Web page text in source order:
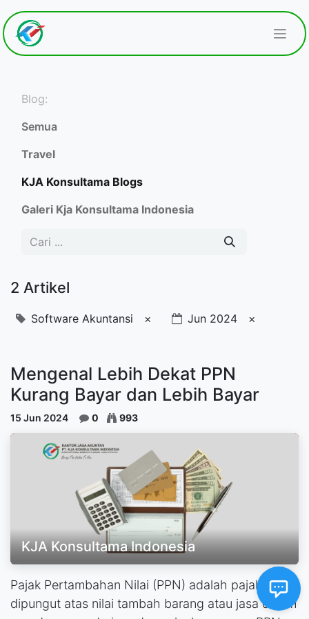
Blog:
Semua
Travel
KJA Konsultama Blogs
Galeri Kja Konsultama Indonesia
2 Artikel
Software Akuntansi × Jun 2024 ×
Mengenal Lebih Dekat PPN
Kurang Bayar dan Lebih Bayar
15 Jun 2024 0 993
KJA Konsultama Indonesia
Pajak Pertambahan Nilai (PPN) adalah pajak yang
dipungut atas nilai tambah barang atau jasa dalam